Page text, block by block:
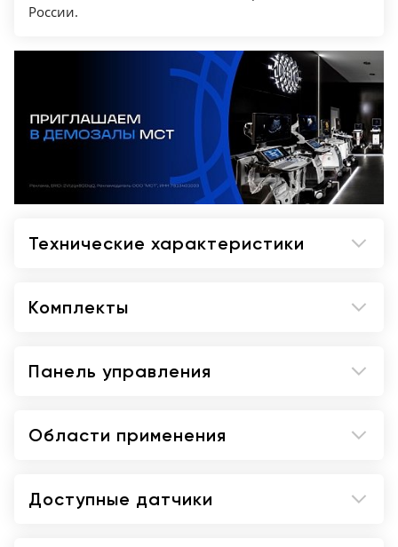
России.
Технические характеристики
Комплекты
Панель управления
Области применения
Доступные датчики